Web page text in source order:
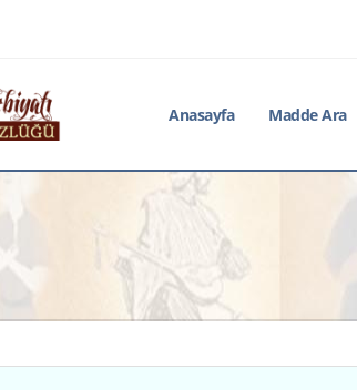
Anasayfa Madde Ara